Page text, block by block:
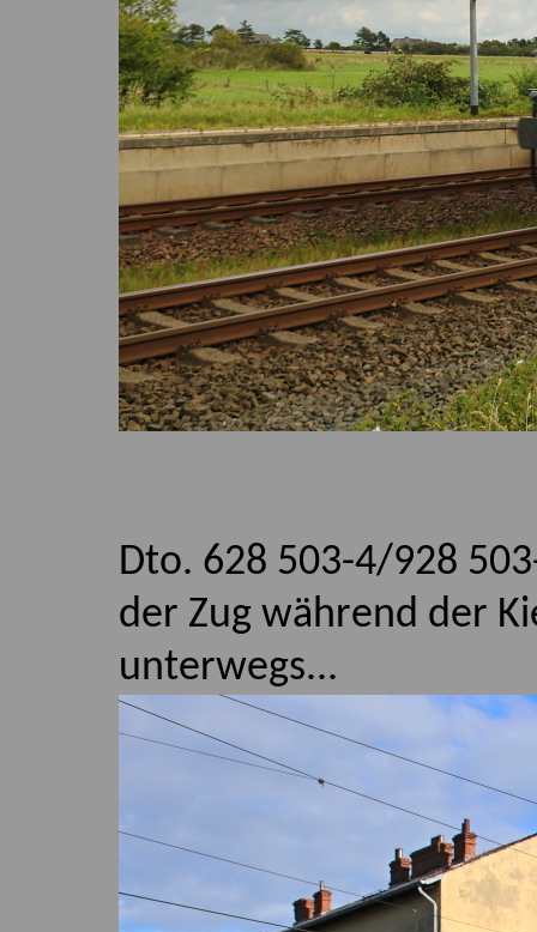
Dto. 628 503-4/928
der Zug während der
unterwegs...